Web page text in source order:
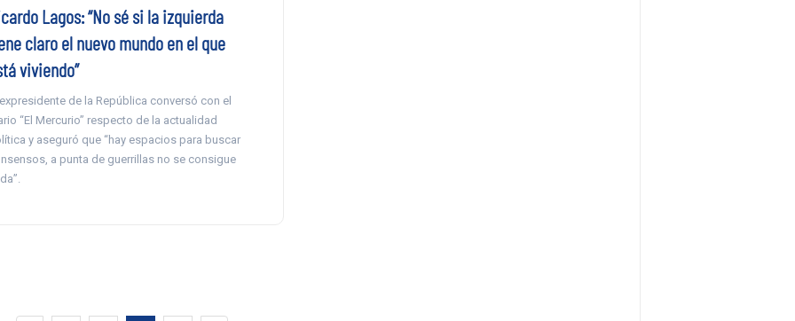
Lagos: “No sé si la izquierda
claro el nuevo mundo en el que
viviendo”
de la República conversó con el
“El Mercurio” respecto de la actualidad
y aseguró que “hay espacios para buscar
a punta de guerrillas no se consigue